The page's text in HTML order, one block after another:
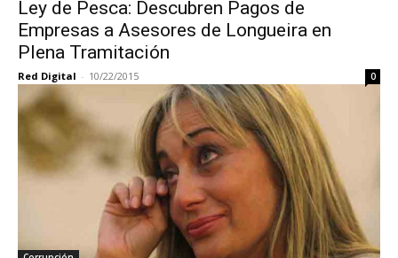
Ley de Pesca: Descubren Pagos de
Empresas a Asesores de Longueira en
Plena Tramitación
Red Digital - 10/22/2015 0